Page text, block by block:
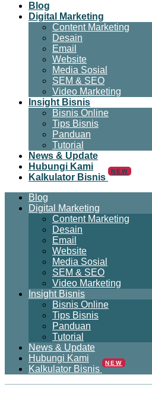
Blog
Digital Marketing
Content Marketing
Desain
Email
Website
Media Sosial
SEM & SEO
Video Marketing
Insight Bisnis
Bisnis Online
Tips Bisnis
Panduan
Tutorial
News & Update
Hubungi Kami
Kalkulator Bisnis
NEW
Blog
Digital Marketing
Content Marketing
Desain
Email
Website
Media Sosial
SEM & SEO
Video Marketing
Insight Bisnis
Bisnis Online
Tips Bisnis
Panduan
Tutorial
News & Update
Hubungi Kami
Kalkulator Bisnis
NEW